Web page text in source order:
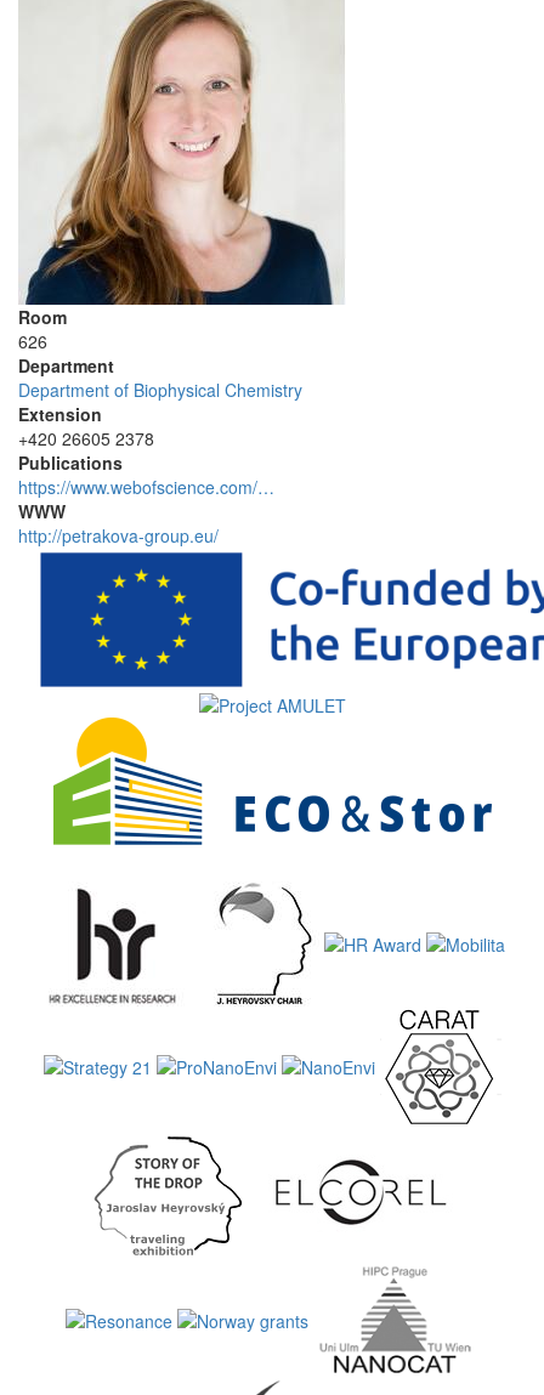
Room
626
Department
Department of Biophysical Chemistry
Extension
+420 26605 2378
Publications
https://www.webofscience.com/…
WWW
http://petrakova-group.eu/